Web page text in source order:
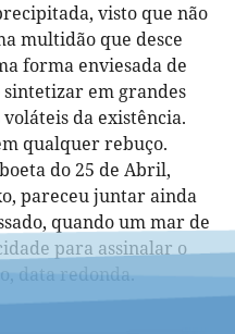
visto que não
multidão que desce
forma enviesada de
em grandes
da existência.
qualquer rebuço.
do 25 de Abril,
pareceu juntar ainda
quando um mar de
para assinalar o
data redonda.